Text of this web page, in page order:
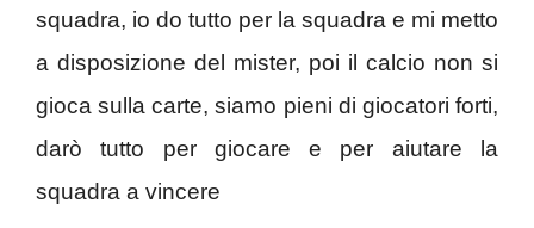
squadra, io do tutto per la squadra e mi metto
a disposizione del mister, poi il calcio non si
gioca sulla carte, siamo pieni di giocatori forti,
darò tutto per giocare e per aiutare la
squadra a vincere